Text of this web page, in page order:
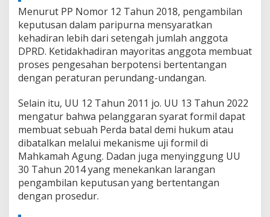
Menurut PP Nomor 12 Tahun 2018, pengambilan
keputusan dalam paripurna mensyaratkan
kehadiran lebih dari setengah jumlah anggota
DPRD. Ketidakhadiran mayoritas anggota membuat
proses pengesahan berpotensi bertentangan
dengan peraturan perundang-undangan.
Selain itu, UU 12 Tahun 2011 jo. UU 13 Tahun 2022
mengatur bahwa pelanggaran syarat formil dapat
membuat sebuah Perda batal demi hukum atau
dibatalkan melalui mekanisme uji formil di
Mahkamah Agung. Dadan juga menyinggung UU
30 Tahun 2014 yang menekankan larangan
pengambilan keputusan yang bertentangan
dengan prosedur.